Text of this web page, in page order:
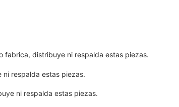
fabrica, distribuye ni respalda estas piezas.
respalda estas piezas.
ni respalda estas piezas.